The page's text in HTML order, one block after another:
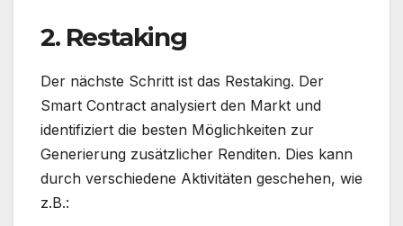
2. Restaking
Der nächste Schritt ist das Restaking. Der
Smart Contract analysiert den Markt und
identifiziert die besten Möglichkeiten zur
Generierung zusätzlicher Renditen. Dies kann
durch verschiedene Aktivitäten geschehen, wie
z.B.: